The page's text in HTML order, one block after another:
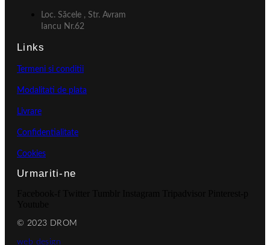
Loc. Săcele , Str. Avram
Iancu Nr.62
Links
Termeni si conditii
Modalitati de plata
Livrare
Confidentialitate
Cookies
Urmariti-ne
© 2023 DROM
web design